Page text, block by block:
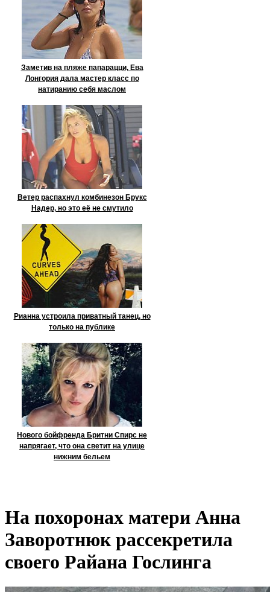
Заметив на пляже папарацци, Ева
Лонгория дала мастер класс по
натиранию себя маслом
Ветер распахнул комбинезон Брукс
Надер, но это её не смутило
Рианна устроила приватный танец, но
только на публике
Нового бойфренда Бритни Спирс не
напрягает, что она светит на улице
нижним бельем
На похоронах матери Анна
Заворотнюк рассекретила
своего Райана Гослинга